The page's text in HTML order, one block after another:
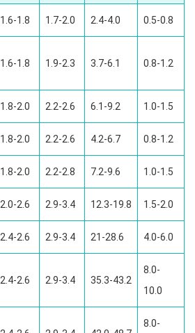
1.6-1.8 1.7-2.0 2.4-4.0 0.5-0.8
1.6-1.8 1.9-2.3 3.7-6.1 0.8-1.2
1.8-2.0 2.2-2.6 6.1-9.2 1.0-1.5
1.8-2.0 2.2-2.6 4.2-6.7 0.8-1.2
1.8-2.0 2.2-2.8 7.2-9.6 1.0-1.5
2.0-2.6 2.9-3.4 12.3-19.8 1.5-2.0
2.4-2.6 2.9-3.4 21-28.6 4.0-6.0
2.4-2.6 2.9-3.4 35.3-43.2
8.0-
10.0
8.0-